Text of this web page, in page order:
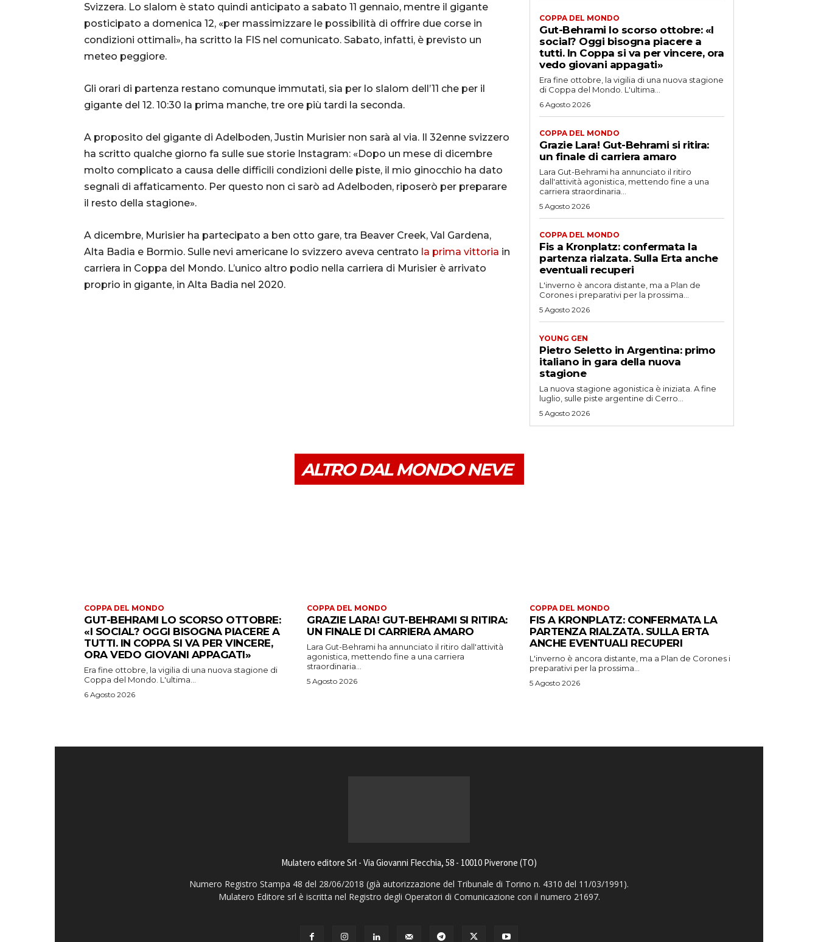
Svizzera. Lo slalom è stato quindi anticipato a sabato 11 gennaio, mentre il gigante
posticipato a domenica 12, «per massimizzare le possibilità di offrire due corse in
condizioni ottimali», ha scritto la FIS nel comunicato. Sabato, infatti, è previsto un
meteo peggiore.
Gli orari di partenza restano comunque immutati, sia per lo slalom dell’11 che per il
gigante del 12. 10:30 la prima manche, tre ore più tardi la seconda.
A proposito del gigante di Adelboden, Justin Murisier non sarà al via. Il 32enne svizzero
ha scritto qualche giorno fa sulle sue storie Instagram: «Dopo un mese di dicembre
molto complicato a causa delle difficili condizioni delle piste, il mio ginocchio ha dato
segnali di affaticamento. Per questo non ci sarò ad Adelboden, riposerò per preparare
il resto della stagione».
A dicembre, Murisier ha partecipato a ben otto gare, tra Beaver Creek, Val Gardena,
Alta Badia e Bormio. Sulle nevi americane lo svizzero aveva centrato la prima vittoria in
carriera in Coppa del Mondo. L’unico altro podio nella carriera di Murisier è arrivato
proprio in gigante, in Alta Badia nel 2020.
COPPA DEL MONDO
Gut-Behrami lo scorso ottobre: «I
social? Oggi bisogna piacere a
tutti. In Coppa si va per vincere, ora
vedo giovani appagati»
Era fine ottobre, la vigilia di una nuova stagione
di Coppa del Mondo. L'ultima...
6 Agosto 2026
COPPA DEL MONDO
Grazie Lara! Gut-Behrami si ritira:
un finale di carriera amaro
Lara Gut-Behrami ha annunciato il ritiro
dall'attività agonistica, mettendo fine a una
carriera straordinaria...
5 Agosto 2026
COPPA DEL MONDO
Fis a Kronplatz: confermata la
partenza rialzata. Sulla Erta anche
eventuali recuperi
L'inverno è ancora distante, ma a Plan de
Corones i preparativi per la prossima...
5 Agosto 2026
YOUNG GEN
Pietro Seletto in Argentina: primo
italiano in gara della nuova
stagione
La nuova stagione agonistica è iniziata. A fine
luglio, sulle piste argentine di Cerro...
5 Agosto 2026
ALTRO DAL MONDO NEVE
COPPA DEL MONDO
GUT-BEHRAMI LO SCORSO OTTOBRE:
«I SOCIAL? OGGI BISOGNA PIACERE A
TUTTI. IN COPPA SI VA PER VINCERE,
ORA VEDO GIOVANI APPAGATI»
Era fine ottobre, la vigilia di una nuova stagione di
Coppa del Mondo. L'ultima...
6 Agosto 2026
COPPA DEL MONDO
GRAZIE LARA! GUT-BEHRAMI SI RITIRA:
UN FINALE DI CARRIERA AMARO
Lara Gut-Behrami ha annunciato il ritiro dall'attività
agonistica, mettendo fine a una carriera
straordinaria...
5 Agosto 2026
COPPA DEL MONDO
FIS A KRONPLATZ: CONFERMATA LA
PARTENZA RIALZATA. SULLA ERTA
ANCHE EVENTUALI RECUPERI
L'inverno è ancora distante, ma a Plan de Corones i
preparativi per la prossima...
5 Agosto 2026
Mulatero editore Srl - Via Giovanni Flecchia, 58 - 10010 Piverone (TO)
Numero Registro Stampa 48 del 28/06/2018 (già autorizzazione del Tribunale di Torino n. 4310 del 11/03/1991).
Mulatero Editore srl è iscritta nel Registro degli Operatori di Comunicazione con il numero 21697.